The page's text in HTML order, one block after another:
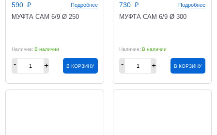
590 Подробнее
МУФТА CAM 6/9 Ø 250
В наличии
В КОРЗИНУ
730 Подробнее
МУФТА CAM 6/9 Ø 300
В наличии
В КОРЗИНУ